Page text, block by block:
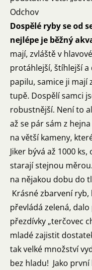
Odchov
Dospělé ryby se od
nejlépe je běžný
mají, zvláště v
protáhlejší, štíhlejší
papilu, samice ji mají
tupě. Dospělí samci
robustnější. Není to
až se pár sám z
na větší kameny,
Jiker bývá až 1000
starají stejnou
na nějakou dobu do
Krásné zbarvení
převládá zelená,
přezdívky „terčovec
mladé zajistit
tak velké množství
bez hladu! Jako